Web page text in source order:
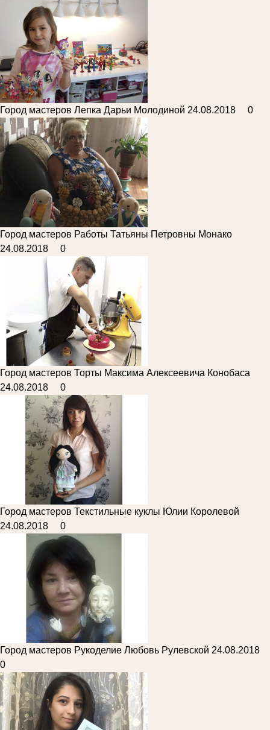
Город мастеров Лепка Дарьи Молодиной 24.08.2018 0
Город мастеров Работы Татьяны Петровны Монако
24.08.2018
0
Город мастеров Торты Максима Алексеевича Конобаса
24.08.2018
0
Город мастеров Текстильные куклы Юлии Королевой
24.08.2018
0
Город мастеров Рукоделие Любовь Рулевской 24.08.2018
0